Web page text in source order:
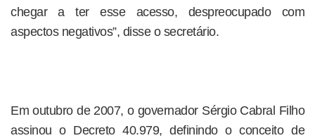
chegar a ter esse acesso, despreocupado com
aspectos negativos”, disse o secretário.
Em outubro de 2007, o governador Sérgio Cabral Filho
assinou o Decreto 40.979, definindo o conceito de